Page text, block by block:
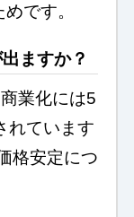
です。
ますか？
業化には5
れています
格安定につ